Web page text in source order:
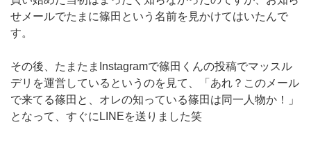
せメールでたまに篠田という名前を見かけてはいたんで
す。
その後、たまたまInstagramで篠田くんの投稿でマッスル
デリを運営しているというのを見て、「あれ？このメール
で来てる篠田と、オレの知っている篠田は同一人物か！」
となって、すぐにLINEを送りました笑